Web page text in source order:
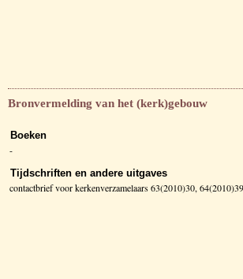
Bronvermelding van het (kerk)gebouw
Boeken
-
Tijdschriften en andere uitgaves
contactbrief voor kerkenverzamelaars 63(2010)30,